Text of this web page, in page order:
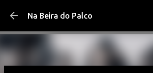
Pular para o conteúdo
Na Beira do Palco